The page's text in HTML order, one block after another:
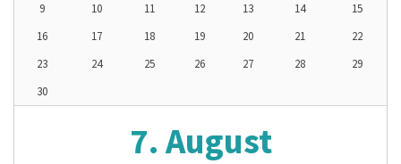
9
10 11 12 13 14
15
16
17 18 19 20 21
22
23
24 25 26 27 28
29
30
7. August